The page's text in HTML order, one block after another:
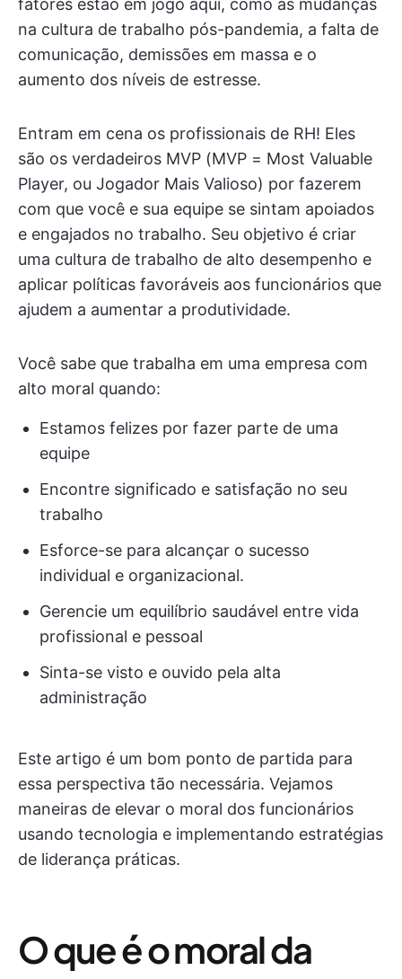
fatores estão em jogo aqui, como as mudanças
na cultura de trabalho pós-pandemia, a falta de
comunicação, demissões em massa e o
aumento dos níveis de estresse.
Entram em cena os profissionais de RH! Eles
são os verdadeiros MVP (MVP = Most Valuable
Player, ou Jogador Mais Valioso) por fazerem
com que você e sua equipe se sintam apoiados
e engajados no trabalho. Seu objetivo é criar
uma cultura de trabalho de alto desempenho e
aplicar políticas favoráveis aos funcionários que
ajudem a aumentar a produtividade.
Você sabe que trabalha em uma empresa com
alto moral quando:
Estamos felizes por fazer parte de uma
equipe
Encontre significado e satisfação no seu
trabalho
Esforce-se para alcançar o sucesso
individual e organizacional.
Gerencie um equilíbrio saudável entre vida
profissional e pessoal
Sinta-se visto e ouvido pela alta
administração
Este artigo é um bom ponto de partida para
essa perspectiva tão necessária. Vejamos
maneiras de elevar o moral dos funcionários
usando tecnologia e implementando estratégias
de liderança práticas.
O que é o moral da